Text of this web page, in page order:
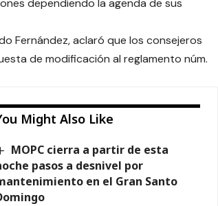
dependiendo la agenda de sus
Fernández, aclaró que los consejeros
de modificación al reglamento núm.
Might Also Like
MOPC cierra a partir de esta
pasos a desnivel por
en el Gran Santo